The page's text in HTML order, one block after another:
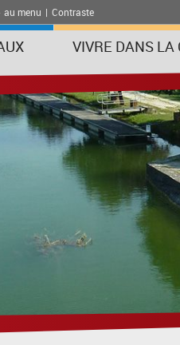
au menu | Contraste
VIVRE DANS LA